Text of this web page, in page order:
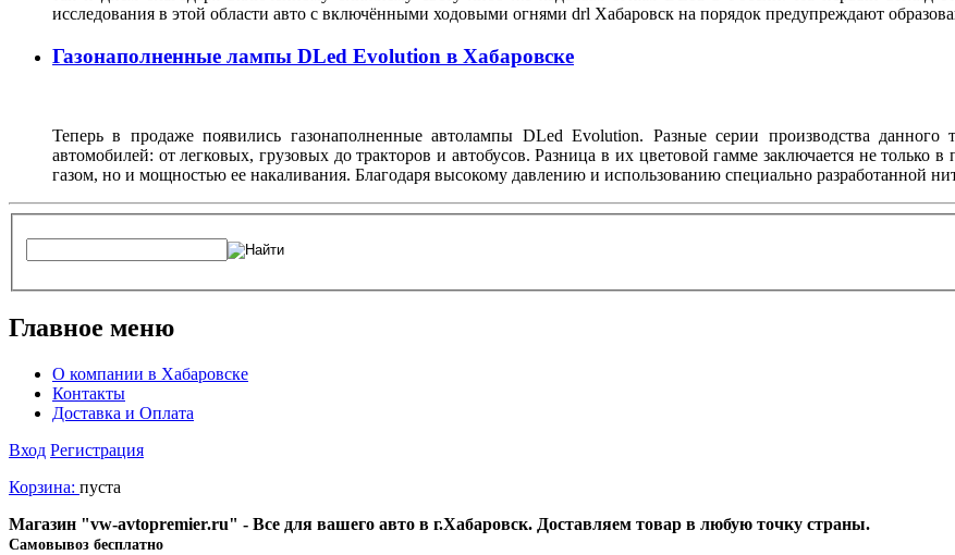
исследования в этой области авто с включёнными ходовыми огнями drl Хабаровск на порядок предупреждают
Газонаполненные лампы DLed Evolution в Хабаровске
Теперь в продаже появились газонаполненные автолампы DLed Evolution. Разные серии производства
автомобилей: от легковых, грузовых до тракторов и автобусов. Разница в их цветовой гамме заключается не
газом, но и мощностью ее накаливания. Благодаря высокому давлению и использованию специально разработанной
Главное меню
О компании в Хабаровске
Контакты
Доставка и Оплата
Вход Регистрация
Корзина: пуста
Магазин "vw-avtopremier.ru" - Все для вашего авто в г.Хабаровск. Доставляем товар в любую точку страны.
Cамовывоз бесплатно